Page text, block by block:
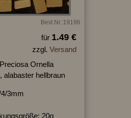
Best.Nr.:19196
für 1.49 €
zzgl. Versand
Ornella
alabaster hellbraun
3mm
20g